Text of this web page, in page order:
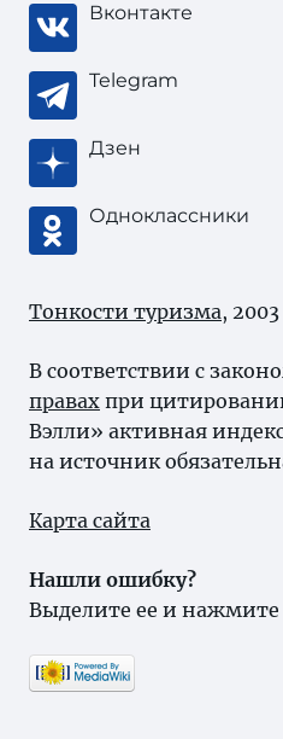
Вконтакте
Telegram
Дзен
Одноклассники
Тонкости туризма,
В соответствии с
правах при
Вэлли» активная
на источник
Карта сайта
Нашли ошибку?
Выделите ее и нажмите